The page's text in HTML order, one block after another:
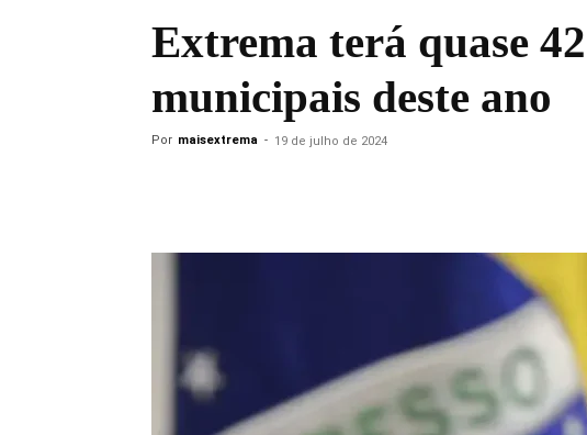
Extrema terá quase
municipais deste ano
Por maisextrema - 19 de julho de 2024